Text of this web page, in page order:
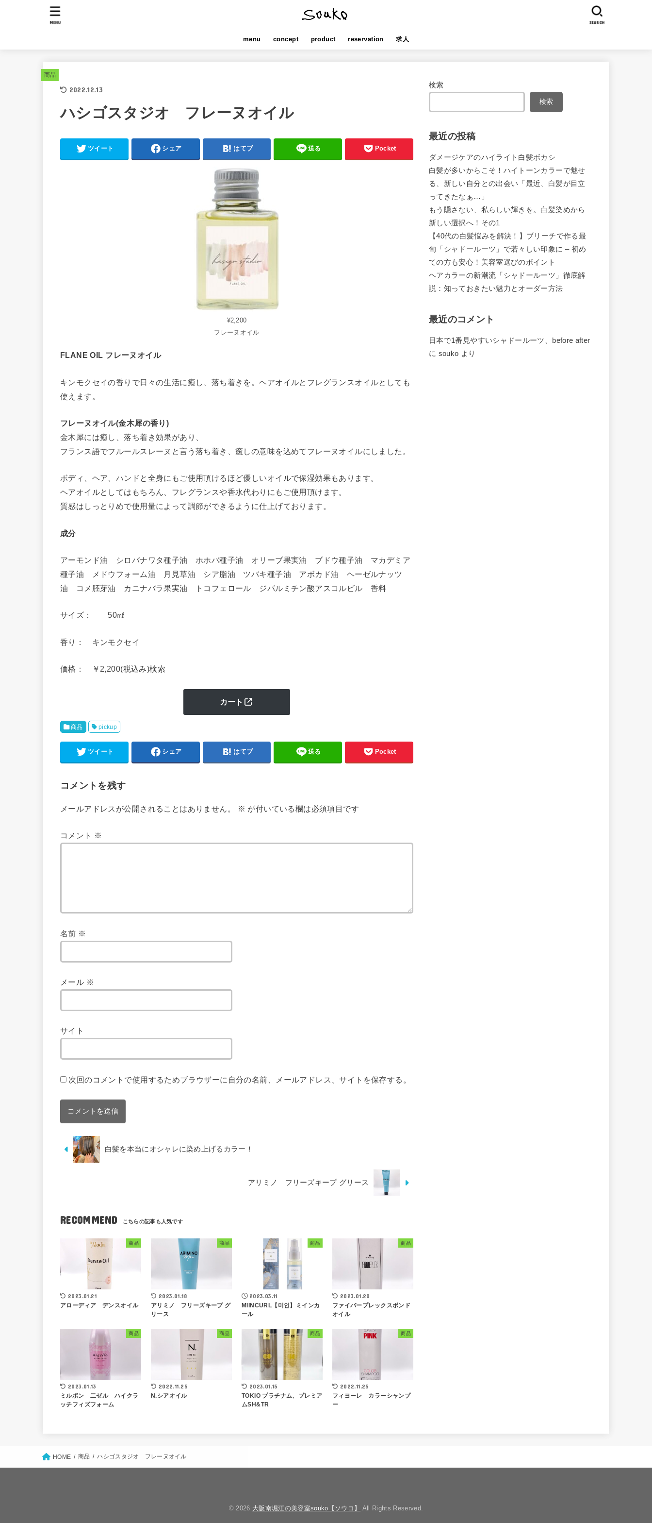
menu concept product reservation 求人
SEARCH
MENU
商品
2022.12.13
ハシゴスタジオ フレーヌオイル
ツイート シェア はてブ 送る Pocket
¥2,200
フレーヌオイル
FLANE OIL フレーヌオイル
キンモクセイの香りで日々の生活に癒し、落ち着きを。ヘアオイルとフレグランスオイルとしても
使えます。
フレーヌオイル(金木犀の香り)
金木犀には癒し、落ち着き効果があり、
フランス語でフルールスレーヌと言う落ち着き、癒しの意味を込めてフレーヌオイルにしました。
ボディ、ヘア、ハンドと全身にもご使用頂けるほど優しいオイルで保湿効果もあります。
ヘアオイルとしてはもちろん、フレグランスや香水代わりにもご使用頂けます。
質感はしっとりめで使用量によって調節ができるように仕上げております。
成分
アーモンド油 シロバナワタ種子油 ホホバ種子油 オリーブ果実油 ブドウ種子油 マカデミア
種子油 メドウフォーム油 月見草油 シア脂油 ツバキ種子油 アボカド油 ヘーゼルナッツ
油 コメ胚芽油 カニナバラ果実油 トコフェロール ジパルミチン酸アスコルビル 香料
サイズ： 50㎖
香り： キンモクセイ
価格： ￥2,200(税込み)検索
カート
商品 pickup
ツイート シェア はてブ 送る Pocket
コメントを残す
メールアドレスが公開されることはありません。 ※ が付いている欄は必須項目です
コメント ※
名前 ※
メール ※
サイト
次回のコメントで使用するためブラウザーに自分の名前、メールアドレス、サイトを保存する。
白髪を本当にオシャレに染め上げるカラー！
アリミノ フリーズキープ グリース
RECOMMEND
商品
2023.01.21
アローディア デンスオイル
商品
2023.01.18
アリミノ フリーズキープ グ
リース
商品
2023.03.11
MIINCURL【미인】ミインカ
ール
商品
2023.01.20
ファイバープレックスボンド
オイル
商品
2023.01.13
ミルボン 二ゼル ハイクラ
ッチフィズフォーム
商品
2022.11.25
N.シアオイル
商品
2023.01.15
TOKIO プラチナム、プレミア
ムSH&TR
商品
2022.11.25
フィヨーレ カラーシャンプ
ー
検索
検索
最近の投稿
ダメージケアのハイライト白髪ボカシ
白髪が多いからこそ！ハイトーンカラーで魅せ
る、新しい自分との出会い「最近、白髪が目立
ってきたなぁ…」
もう隠さない、私らしい輝きを。白髪染めから
新しい選択へ！その1
【40代の白髪悩みを解決！】ブリーチで作る最
旬「シャドールーツ」で若々しい印象に – 初め
ての方も安心！美容室選びのポイント
ヘアカラーの新潮流「シャドールーツ」徹底解
説：知っておきたい魅力とオーダー方法
最近のコメント
日本で1番見やすいシャドールーツ、before after
に souko より
HOME 商品 ハシゴスタジオ フレーヌオイル
© 2026 大阪南堀江の美容室souko【ソウコ】 All Rights Reserved.